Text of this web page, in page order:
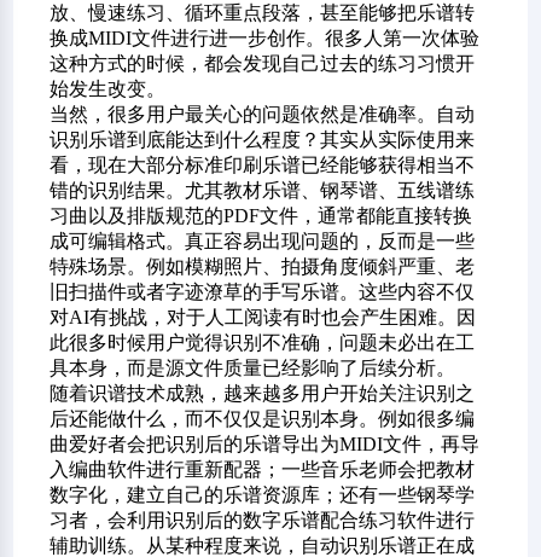
放、慢速练习、循环重点段落，甚至能够把乐谱转
换成MIDI文件进行进一步创作。很多人第一次体验
这种方式的时候，都会发现自己过去的练习习惯开
始发生改变。
当然，很多用户最关心的问题依然是准确率。自动
识别乐谱到底能达到什么程度？其实从实际使用来
看，现在大部分标准印刷乐谱已经能够获得相当不
错的识别结果。尤其教材乐谱、钢琴谱、五线谱练
习曲以及排版规范的PDF文件，通常都能直接转换
成可编辑格式。真正容易出现问题的，反而是一些
特殊场景。例如模糊照片、拍摄角度倾斜严重、老
旧扫描件或者字迹潦草的手写乐谱。这些内容不仅
对AI有挑战，对于人工阅读有时也会产生困难。因
此很多时候用户觉得识别不准确，问题未必出在工
具本身，而是源文件质量已经影响了后续分析。
随着识谱技术成熟，越来越多用户开始关注识别之
后还能做什么，而不仅仅是识别本身。例如很多编
曲爱好者会把识别后的乐谱导出为MIDI文件，再导
入编曲软件进行重新配器；一些音乐老师会把教材
数字化，建立自己的乐谱资源库；还有一些钢琴学
习者，会利用识别后的数字乐谱配合练习软件进行
辅助训练。从某种程度来说，自动识别乐谱正在成